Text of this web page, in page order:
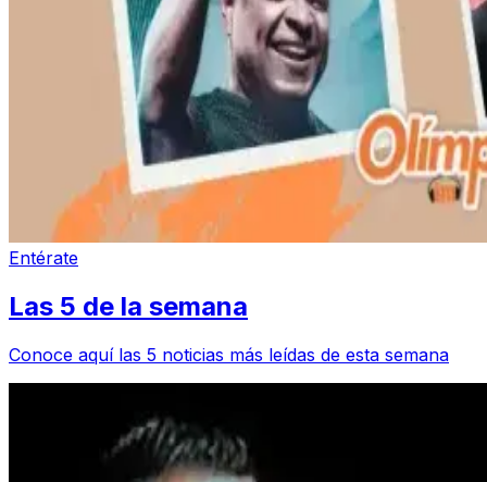
Entérate
Las 5 de la semana
Conoce aquí las 5 noticias más leídas de esta semana